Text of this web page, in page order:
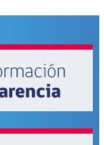
la
Pública